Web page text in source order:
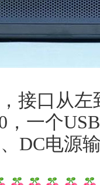
接口从左
，一个
DC电源